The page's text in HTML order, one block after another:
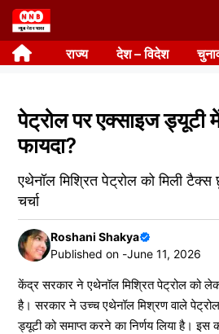
Skip
to
content राज्य देश – विदेश
पेट्रोल पर एक्साइज ड्यूटी में
फायदा?
एथेनॉल मिश्रित पेट्रोल को मिली टैक्स
चर्चा
Roshani Shakya
Published on -June 11, 2026
केंद्र सरकार ने एथेनॉल मिश्रित पेट्रोल को
है। सरकार ने उच्च एथेनॉल मिश्रण वाले
ड्यूटी को समाप्त करने का निर्णय लिया है।